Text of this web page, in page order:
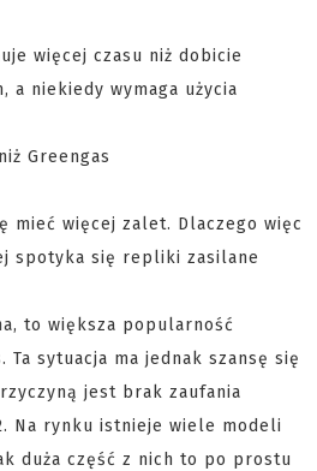
więcej czasu niż dobicie
a niekiedy wymaga użycia
Greengas
mieć więcej zalet. Dlaczego więc
spotyka się repliki zasilane
to większa popularność
sytuacja ma jednak szansę się
jest brak zaufania
Na rynku istnieje wiele modeli
duża część z nich to po prostu